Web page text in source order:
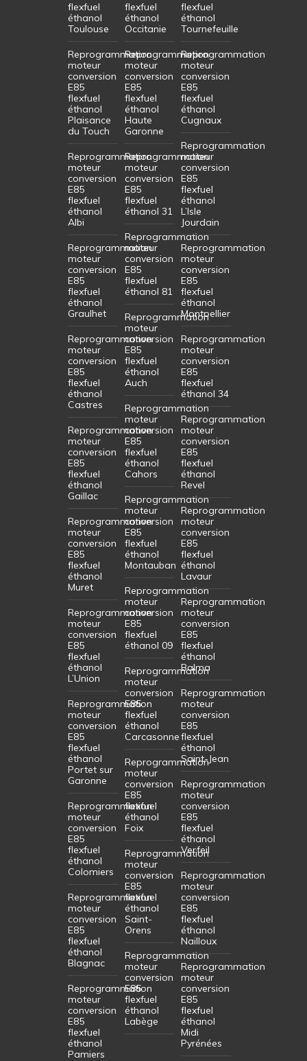
flexfuel
éthanol
Toulouse
Reprogrammation
moteur
conversion
E85
flexfuel
éthanol
Plaisance
du Touch
Reprogrammation
moteur
conversion
E85
flexfuel
éthanol
Albi
Reprogrammation
moteur
conversion
E85
flexfuel
éthanol
Graulhet
Reprogrammation
moteur
conversion
E85
flexfuel
éthanol
Castres
Reprogrammation
moteur
conversion
E85
flexfuel
éthanol
Gaillac
Reprogrammation
moteur
conversion
E85
flexfuel
éthanol
Muret
Reprogrammation
moteur
conversion
E85
flexfuel
éthanol
L’Union
Reprogrammation
moteur
conversion
E85
flexfuel
éthanol
Portet sur
Garonne
Reprogrammation
moteur
conversion
E85
flexfuel
éthanol
Colomiers
Reprogrammation
moteur
conversion
E85
flexfuel
éthanol
Blagnac
Reprogrammation
moteur
conversion
E85
flexfuel
éthanol
Pamiers
flexfuel
éthanol
Occitanie
Reprogrammation
moteur
conversion
E85
flexfuel
éthanol
Haute
Garonne
Reprogrammation
moteur
conversion
E85
flexfuel
éthanol 31
Reprogrammation
moteur
conversion
E85
flexfuel
éthanol 81
Reprogrammation
moteur
conversion
E85
flexfuel
éthanol
Auch
Reprogrammation
moteur
conversion
E85
flexfuel
éthanol
Cahors
Reprogrammation
moteur
conversion
E85
flexfuel
éthanol
Montauban
Reprogrammation
moteur
conversion
E85
flexfuel
éthanol 09
Reprogrammation
moteur
conversion
E85
flexfuel
éthanol
Carcasonne
Reprogrammation
moteur
conversion
E85
flexfuel
éthanol
Foix
Reprogrammation
moteur
conversion
E85
flexfuel
éthanol
Saint-
Orens
Reprogrammation
moteur
conversion
E85
flexfuel
éthanol
Labège
flexfuel
éthanol
Tournefeuille
Reprogrammation
moteur
conversion
E85
flexfuel
éthanol
Cugnaux
Reprogrammation
moteur
conversion
E85
flexfuel
éthanol
L’Isle
Jourdain
Reprogrammation
moteur
conversion
E85
flexfuel
éthanol
Montpellier
Reprogrammation
moteur
conversion
E85
flexfuel
éthanol 34
Reprogrammation
moteur
conversion
E85
flexfuel
éthanol
Revel
Reprogrammation
moteur
conversion
E85
flexfuel
éthanol
Lavaur
Reprogrammation
moteur
conversion
E85
flexfuel
éthanol
Balma
Reprogrammation
moteur
conversion
E85
flexfuel
éthanol
Saint-Jean
Reprogrammation
moteur
conversion
E85
flexfuel
éthanol
Verfeil
Reprogrammation
moteur
conversion
E85
flexfuel
éthanol
Nailloux
Reprogrammation
moteur
conversion
E85
flexfuel
éthanol
Midi
Pyrénées